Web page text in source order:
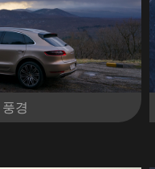
경